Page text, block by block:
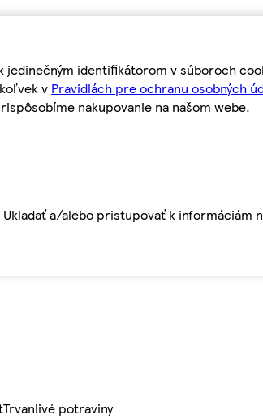
identifikátorom v súboroch
v Pravidlách pre ochranu osobných
nakupovanie na našom webe.
a/alebo pristupovať k informáciám
Trvanlivé potraviny